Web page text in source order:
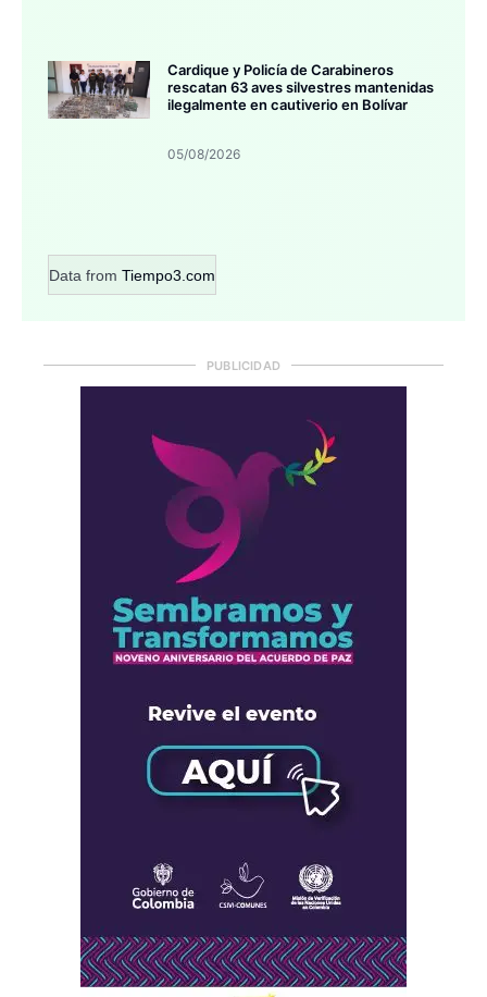
Cardique y Policía de Carabineros
rescatan 63 aves silvestres mantenidas
ilegalmente en cautiverio en Bolívar
05/08/2026
Data from Tiempo3.com
PUBLICIDAD